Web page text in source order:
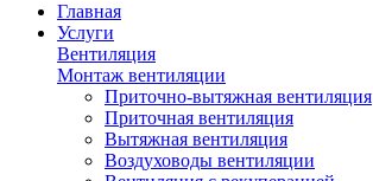
Главная
Услуги
Вентиляция
Монтаж вентиляции
Приточно-вытяжная вентиляция
Приточная вентиляция
Вытяжная вентиляция
Воздуховоды вентиляции